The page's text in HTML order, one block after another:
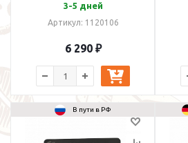
3-5 дней
Артикул: 1120106
6 290 ₽
В пути в РФ